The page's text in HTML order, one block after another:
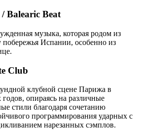
Balearic Beat
музыка, которая родом из
побережья Испании, особенно из
Club
клубной сцене Парижа в
опираясь на различные
стили благодаря сочетанию
программирования ударных с
нарезанных сэмплов.